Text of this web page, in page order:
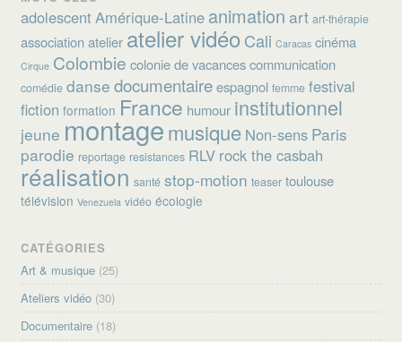
adolescent Amérique-Latine animation art art-thérapie
associationatelier atelier vidéoCali Caracas cinéma
Cirque Colombie colonie de vacancescommunication
comédie danse documentaireespagnol femme festival
fiction formation France humour institutionnel
jeune montagemusique Non-sens Paris
parodie reportage resistances RLV rock the casbah
réalisation santé stop-motion teaser toulouse
télévision Venezuela vidéo écologie
CATÉGORIES
Art & musique (25)
Ateliers vidéo (30)
Documentaire (18)